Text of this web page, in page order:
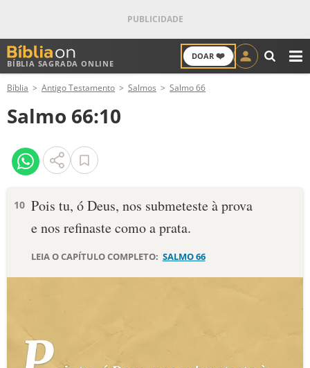
BÍBLIA SAGRADA ONLINE
DOAR ❤️
ANTIGO TESTAMENTO
NOVO TESTAMENTO
VERSÍCULOS
PALAVRA DO DIA
DEVOCIONAL DIÁRIO
10 MANDAMENTOS
Bíblia Antigo Testamento Salmos Salmo 66
Salmo 66:10
10 Pois tu, ó Deus, nos submeteste à prova
e nos refinaste como a prata.
LEIA O CAPÍTULO COMPLETO: SALMO 66